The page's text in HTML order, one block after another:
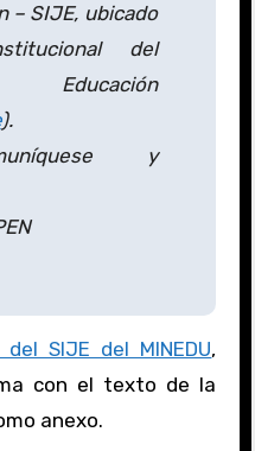
– SIJE, ubicado
del
).
y
SIJE del MINEDU,
con el texto de la
anexo.